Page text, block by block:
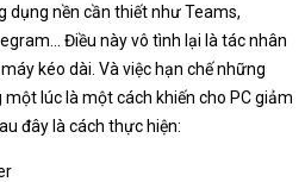
dụng nền cần thiết như Teams,
Điều này vô tình lại là tác nhân
kéo dài. Và việc hạn chế những
lúc là một cách khiến cho PC giảm
đây là cách thực hiện: